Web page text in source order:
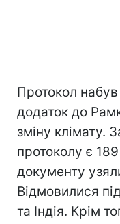
Протокол
додаток до
зміну клімату.
протоколу є
документу
Відмовилися
та Індія. Крім